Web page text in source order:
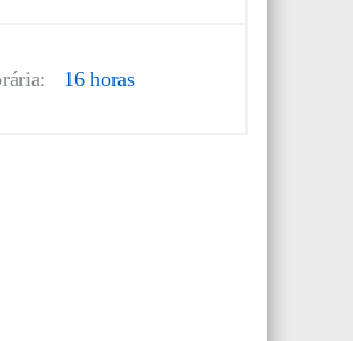
16 horas